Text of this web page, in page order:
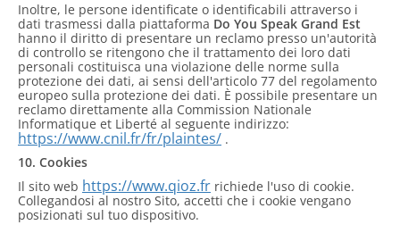
Inoltre, le persone identificate o identificabili attraverso i
dati trasmessi dalla piattaforma Do You Speak Grand Est
hanno il diritto di presentare un reclamo presso un'autorità
di controllo se ritengono che il trattamento dei loro dati
personali costituisca una violazione delle norme sulla
protezione dei dati, ai sensi dell'articolo 77 del regolamento
europeo sulla protezione dei dati. È possibile presentare un
reclamo direttamente alla Commission Nationale
Informatique et Liberté al seguente indirizzo:
https://www.cnil.fr/fr/plaintes/ .
10. Cookies
Il sito web https://www.qioz.fr richiede l'uso di cookie.
Collegandosi al nostro Sito, accetti che i cookie vengano
posizionati sul tuo dispositivo.